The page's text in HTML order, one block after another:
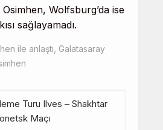
Wolfsburg’da ise
sağlayamadı.
ile anlaştı Galatasaray
Turu Ilves – Shakhtar
Maçı